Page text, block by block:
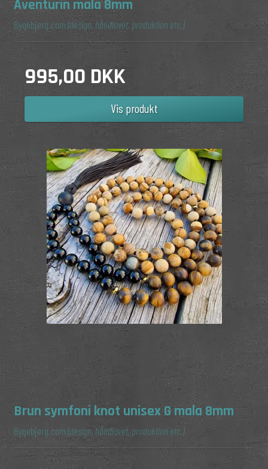
Aventurin mala 8mm
Bygebjerg.com(design, håndlavet, produktion etc.)
995,00 DKK
Vis produkt
Brun symfoni knot unisex G mala 8mm
Bygebjerg.com(design, håndlavet, produktion etc.)